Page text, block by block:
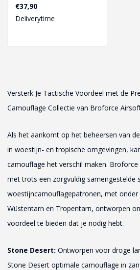
€37,90
Deliverytime
Versterk Je Tactische Voordeel met de
Camouflage Collectie van Broforce
Als het aankomt op het beheersen van
in woestijn- en tropische omgevingen,
camouflage het verschil maken.
met trots een zorgvuldig samengestelde
woestijncamouflagepatronen, met onder
Wüstentarn en Tropentarn, ontworpen
voordeel te bieden dat je nodig hebt.
Stone Desert: Ontworpen voor droge
Stone Desert optimale camouflage in